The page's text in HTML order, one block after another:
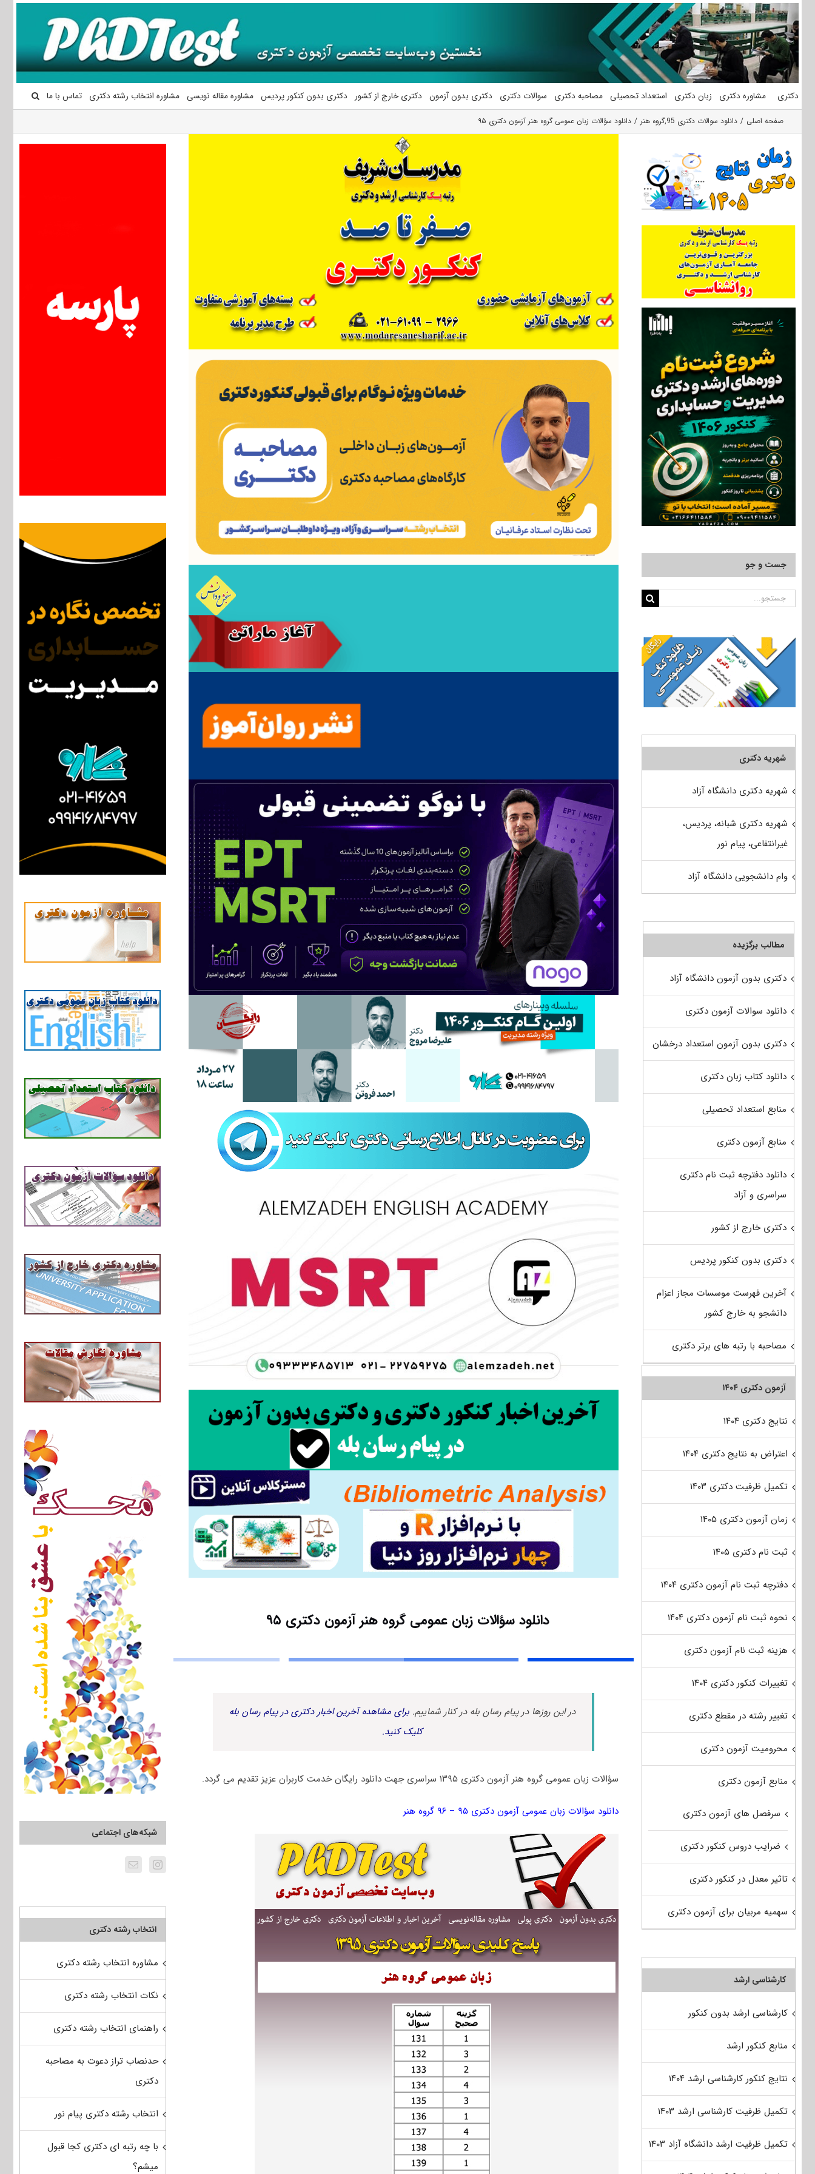
محتوا
دکتری مشاوره دکتری زبان دکتری استعداد تحصیلی مصاحبه دکتری سوالات دکتری دکتری بدون آزمون دکتری خارج از کشور دکتری بدون کنکور پردیس مشاوره مقاله نویسی مشاوره انتخاب رشته دکتری تماس با ما
صفحه اصلی دانلود سوالات دکتری 95 ,گروه هنر دانلود سؤالات زبان عمومی گروه هنر آزمون دکتری ۹۵
دانلود سؤالات زبان عمومی گروه هنر آزمون دکتری ۹۵
در این روزها در پیام رسان بله در کنار شماییم. برای مشاهده آخرین اخبار دکتری در پیام رسان بله
کلیک کنید.
سؤالات زبان عمومی گروه هنر آزمون دکتری ۱۳۹۵ سراسری جهت دانلود رایگان خدمت کاربران عزیز تقدیم می گردد.
دانلود سؤالات زبان عمومی آزمون دکتری ۹۵ – ۹۶ گروه هنر
شبکه‌های اجتماعی
انتخاب رشته دکتری
مشاوره انتخاب رشته دکتری
نکات انتخاب رشته دکتری
راهنمای انتخاب رشته دکتری
حدنصاب تراز دعوت به مصاحبه
دکتری
انتخاب رشته دکتری پیام نور
با چه رتبه ای دکتری کجا قبول
میشم؟
جست و جو
جستجو
شهریه دکتری
شهریه دکتری دانشگاه آزاد
شهریه دکتری شبانه، پردیس،
غیرانتفاعی، پیام نور
وام دانشجویی دانشگاه آزاد
مطالب برگزیده
دکتری بدون آزمون دانشگاه آزاد
دانلود سوالات آزمون دکتری
دکتری بدون آزمون استعداد درخشان
دانلود کتاب زبان دکتری
منابع استعداد تحصیلی
منابع آزمون دکتری
دانلود دفترچه ثبت نام دکتری
سراسری و آزاد
دکتری خارج از کشور
دکتری بدون کنکور پردیس
آخرین فهرست موسسات مجاز اعزام
دانشجو به خارج کشور
مصاحبه با رتبه های برتر دکتری
آزمون دکتری ۱۴۰۴
نتایج دکتری ۱۴۰۴
اعتراض به نتایج دکتری ۱۴۰۴
تکمیل ظرفیت دکتری ۱۴۰۳
زمان آزمون دکتری ۱۴۰۵
ثبت نام دکتری ۱۴۰۵
دفترچه ثبت نام آزمون دکتری ۱۴۰۴
نحوه ثبت نام آزمون دکتری ۱۴۰۴
هزینه ثبت نام آزمون دکتری
تغییرات کنکور دکتری ۱۴۰۴
تغییر رشته در مقطع دکتری
محرومیت آزمون دکتری
منابع آزمون دکتری
سرفصل های آزمون دکتری
ضرایب دروس کنکور دکتری
تاثیر معدل در کنکور دکتری
سهمیه مربیان برای آزمون دکتری
کارشناسی ارشد
کارشناسی ارشد بدون کنکور
منابع کنکور ارشد
نتایج کنکور کارشناسی ارشد ۱۴۰۴
تکمیل ظرفیت کارشناسی ارشد ۱۴۰۳
تکمیل ظرفیت ارشد دانشگاه آزاد ۱۴۰۳